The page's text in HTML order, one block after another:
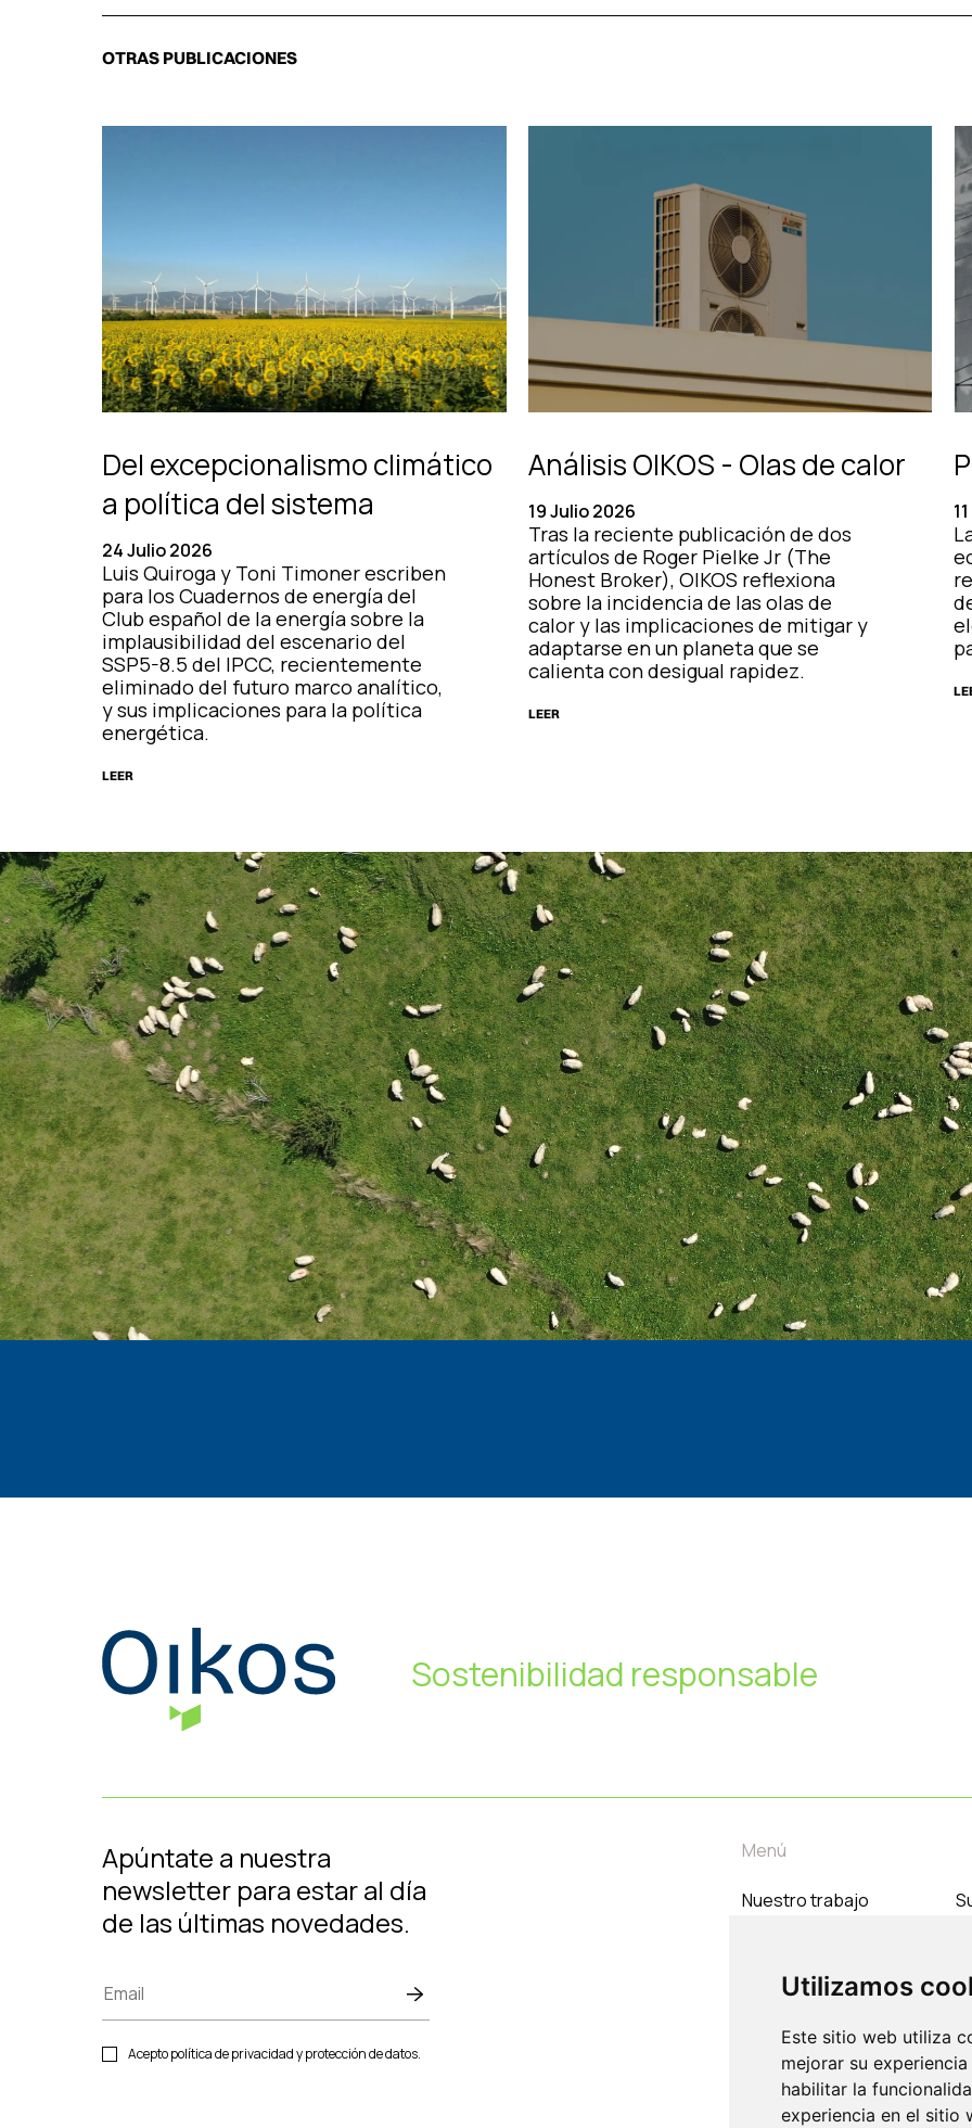
Utilizamos
Este sitio web utiliza
mejorar su
habilitar la
experiencia en el sitio
OTRAS PUBLICACIONES
Del excepcionalismo climático
a política del sistema
24 Julio 2026
Luis Quiroga y Toni Timoner escriben
para los Cuadernos de energía del
Club español de la energía sobre la
implausibilidad del escenario del
SSP5-8.5 del IPCC, recientemente
eliminado del futuro marco analítico,
y sus implicaciones para la política
energética.
LEER
Análisis OIKOS - Olas de calor
19 Julio 2026
Tras la reciente publicación de dos
artículos de Roger Pielke Jr (The
Honest Broker), OIKOS reflexiona
sobre la incidencia de las olas de
calor y las implicaciones de mitigar y
adaptarse en un planeta que se
calienta con desigual rapidez.
LEER
Sostenibilidad responsable
Apúntate a nuestra
newsletter para estar al día
de las últimas novedades.
Acepto política de privacidad y protección de datos.
Menú
Nuestro trabajo
Nosotros